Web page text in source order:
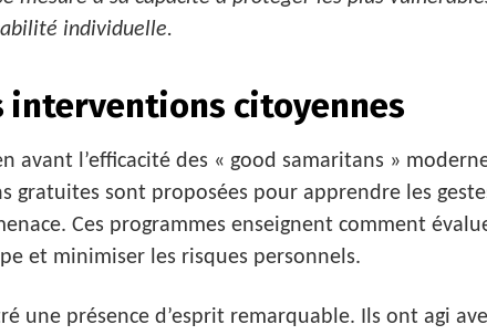
individuelle.
interventions citoyennes
avant l’efficacité des « good samaritans »
gratuites sont proposées pour apprendre les
Ces programmes enseignent comment
et minimiser les risques personnels.
une présence d’esprit remarquable. Ils ont agi